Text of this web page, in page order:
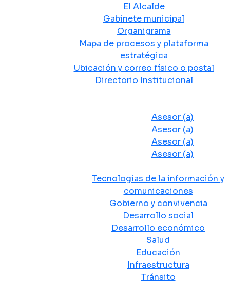
El Alcalde
Gabinete municipal
Organigrama
Mapa de procesos y plataforma
estratégica
Ubicación y correo físico o postal
Directorio Institucional
Asesor (a)
Asesor (a)
Asesor (a)
Asesor (a)
Tecnologías de la información y
comunicaciones
Gobierno y convivencia
Desarrollo social
Desarrollo económico
Salud
Educación
Infraestructura
Tránsito